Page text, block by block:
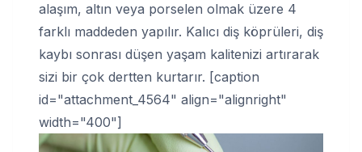
alaşım, altın veya porselen olmak üzere 4
farklı maddeden yapılır. Kalıcı diş köprüleri, diş
kaybı sonrası düşen yaşam kalitenizi artırarak
sizi bir çok dertten kurtarır. [caption
id="attachment_4564" align="alignright"
width="400"]